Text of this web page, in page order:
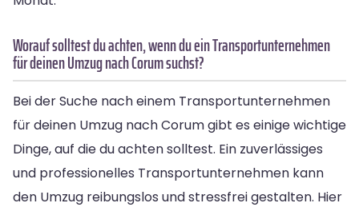
Worauf solltest du achten, wenn du ein Transportunternehmen
für deinen Umzug nach Corum suchst?
Bei der Suche nach einem Transportunternehmen
für deinen Umzug nach Corum gibt es einige wichtige
Dinge, auf die du achten solltest. Ein zuverlässiges
und professionelles Transportunternehmen kann
den Umzug reibungslos und stressfrei gestalten. Hier